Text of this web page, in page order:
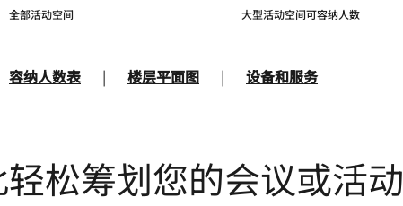
全部活动空间 大型活动空间可容纳人数
容纳人数表 | 楼层平面图 | 设备和服务
松筹划您的会议或活动